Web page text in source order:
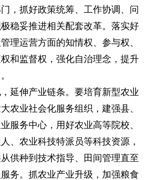
，抓好政策统筹、工作协调、问
稳妥推进相关配套改革。落实好
理运营方面的知情权、参与权、
和监督权，强化自治理念，提升
延伸产业链条。要培育新型农业
农业社会化服务组织，建强县、
服务中心，用好农业高等院校、
、农业科技特派员等科技资源，
供种到技术指导、田间管理直至
务。抓农业产业升级，加强粮食